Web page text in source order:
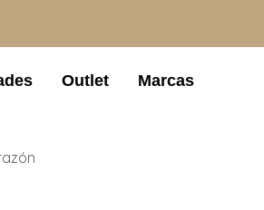
Outlet Marcas